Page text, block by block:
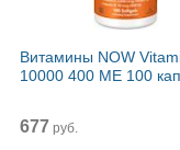
Витамины NOW
10000 400 МЕ 100
677 руб.